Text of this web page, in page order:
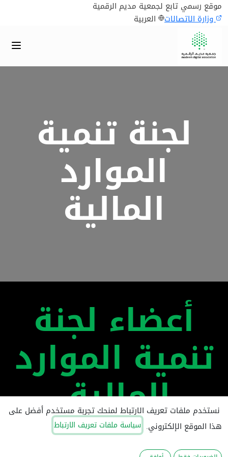
موقع رسمي تابع لجمعية مديم الرقمية
وزارة الاتصالات
العربية
لجنة تنمية
الموارد
المالية
أعضاء لجنة
تنمية الموارد
المالية
نستخدم ملفات تعريف الارتباط لمنحك تجربة مستخدم أفضل على
هذا الموقع الإلكتروني. سياسة ملفات تعريف الارتباط